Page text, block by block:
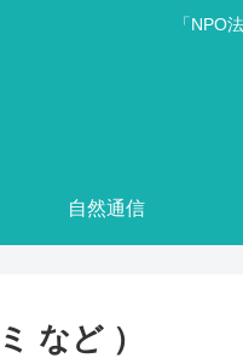
「NPO
自然通信
など ）